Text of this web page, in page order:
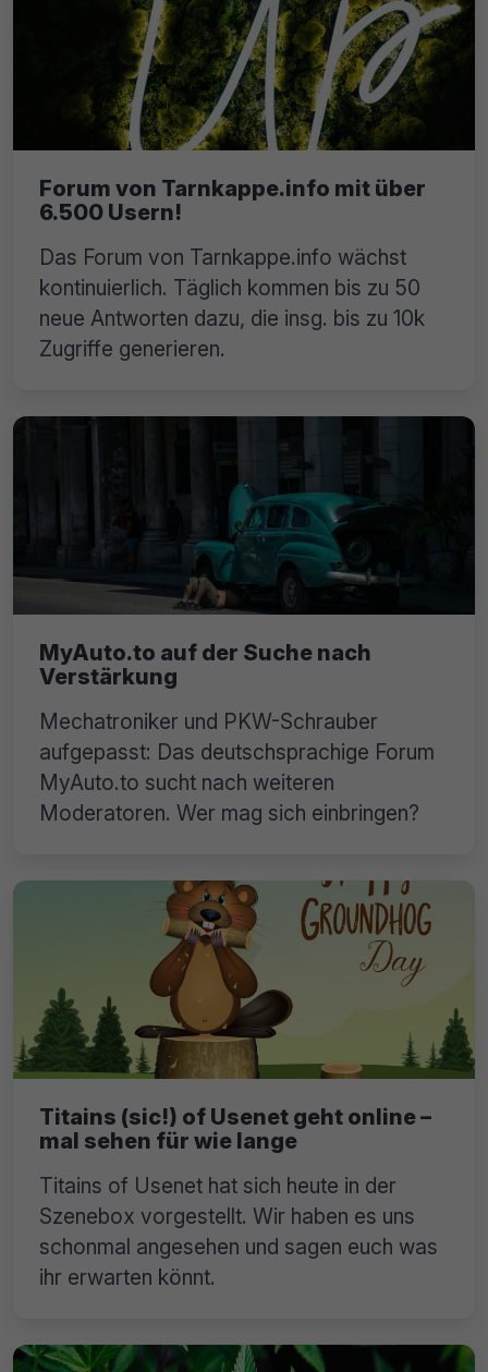
Forum von Tarnkappe.info mit über
6.500 Usern!
Das Forum von Tarnkappe.info wächst
kontinuierlich. Täglich kommen bis zu 50
neue Antworten dazu, die insg. bis zu 10k
Zugriffe generieren.
MyAuto.to auf der Suche nach
Verstärkung
Mechatroniker und PKW-Schrauber
aufgepasst: Das deutschsprachige Forum
MyAuto.to sucht nach weiteren
Moderatoren. Wer mag sich einbringen?
Titains (sic!) of Usenet geht online –
mal sehen für wie lange
Titains of Usenet hat sich heute in der
Szenebox vorgestellt. Wir haben es uns
schonmal angesehen und sagen euch was
ihr erwarten könnt.